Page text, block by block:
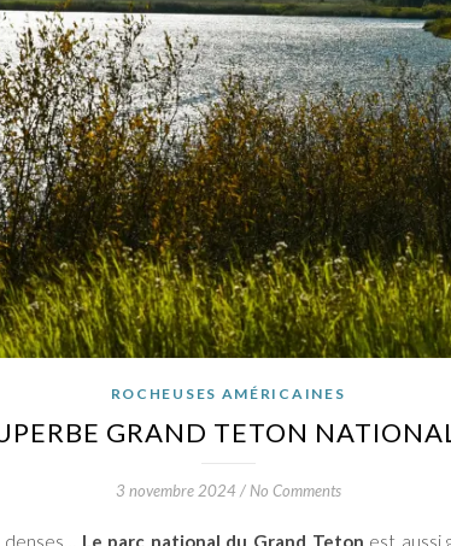
ROCHEUSES AMÉRICAINES
GRAND TETON
3 novembre 2024 / No Comments
denses… Le parc national du Grand Teton est aussi